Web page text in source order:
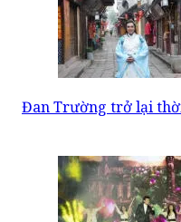
Đan Trường trở lại